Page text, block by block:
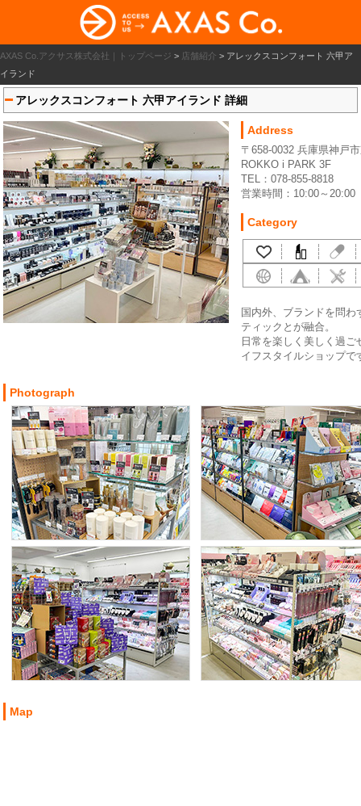
AXAS Co.アクサス株式会社｜トップページ > 店舗紹介 > アレックスコンフォート 六甲ア
イランド
アレックスコンフォート 六甲アイランド 詳細
Address
〒658-0032 兵庫県神戸
ROKKO i PARK 3F
TEL：078-855-8818
営業時間：10:00～20:00
Category
国内外、ブランドを問
ティックとが融合。
日常を楽しく美しく過
イフスタイルショップで
Photograph
Map